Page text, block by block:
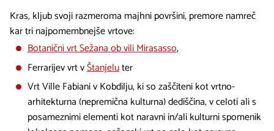
Kras, kljub svoji razmeroma majhni površini, premore namreč
kar tri najpomembnejše vrtove:
Botanični vrt Sežana ob vili Mirasasso,
Ferrarijev vrt vŠtanjeluter
Vrt Ville Fabiani v Kobdilju, ki so zaščiteni kot vrtno-
arhitekturna (nepremična kulturna) dediščina, v celoti ali s
posameznimi elementi kot naravni in/ali kulturni spomenik